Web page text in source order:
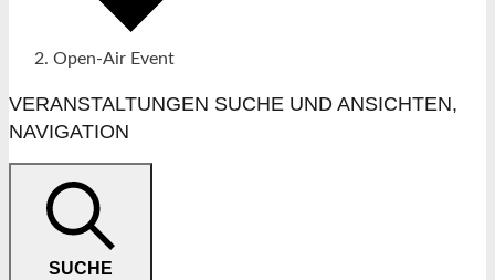
Open-Air Event
VERANSTALTUNGEN
VERANSTALTUNGEN SUCHE UND ANSICHTEN,
NAVIGATION
SUCHE